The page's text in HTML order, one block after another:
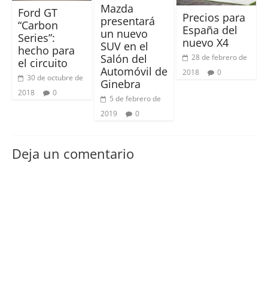
Ford GT
“Carbon
Series”:
hecho para
el circuito
30 de octubre de
2018
0
Mazda
presentará
un nuevo
SUV en el
Salón del
Automóvil de
Ginebra
5 de febrero de
2019
0
Precios para
España del
nuevo X4
28 de febrero de
2018
0
Deja un comentario